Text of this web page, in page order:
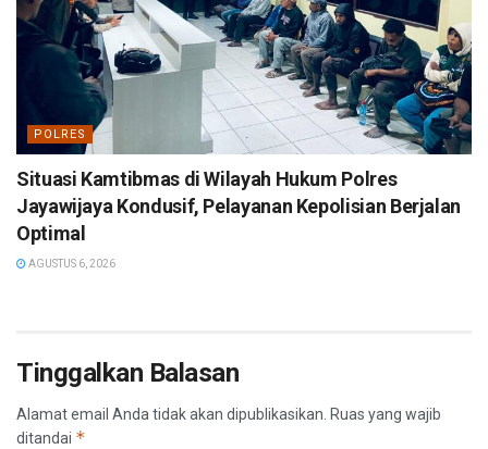
POLRES
Situasi Kamtibmas di Wilayah Hukum Polres
Jayawijaya Kondusif, Pelayanan Kepolisian Berjalan
Optimal
AGUSTUS 6, 2026
Tinggalkan Balasan
Alamat email Anda tidak akan dipublikasikan. Ruas yang wajib
ditandai *